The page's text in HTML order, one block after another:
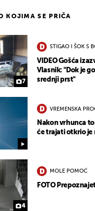
KOJIMA SE PRIČA
7
STIGAO I ŠOK S
VIDEO Gošća
Vlasnik: "Dok je
srednji prst"
VREMENSKA
Nakon vrhunca
će trajati otkrio je
4
MOLE POMOĆ
FOTO